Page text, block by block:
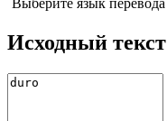
Исходный текст